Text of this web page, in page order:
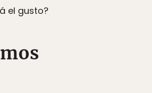
el gusto?